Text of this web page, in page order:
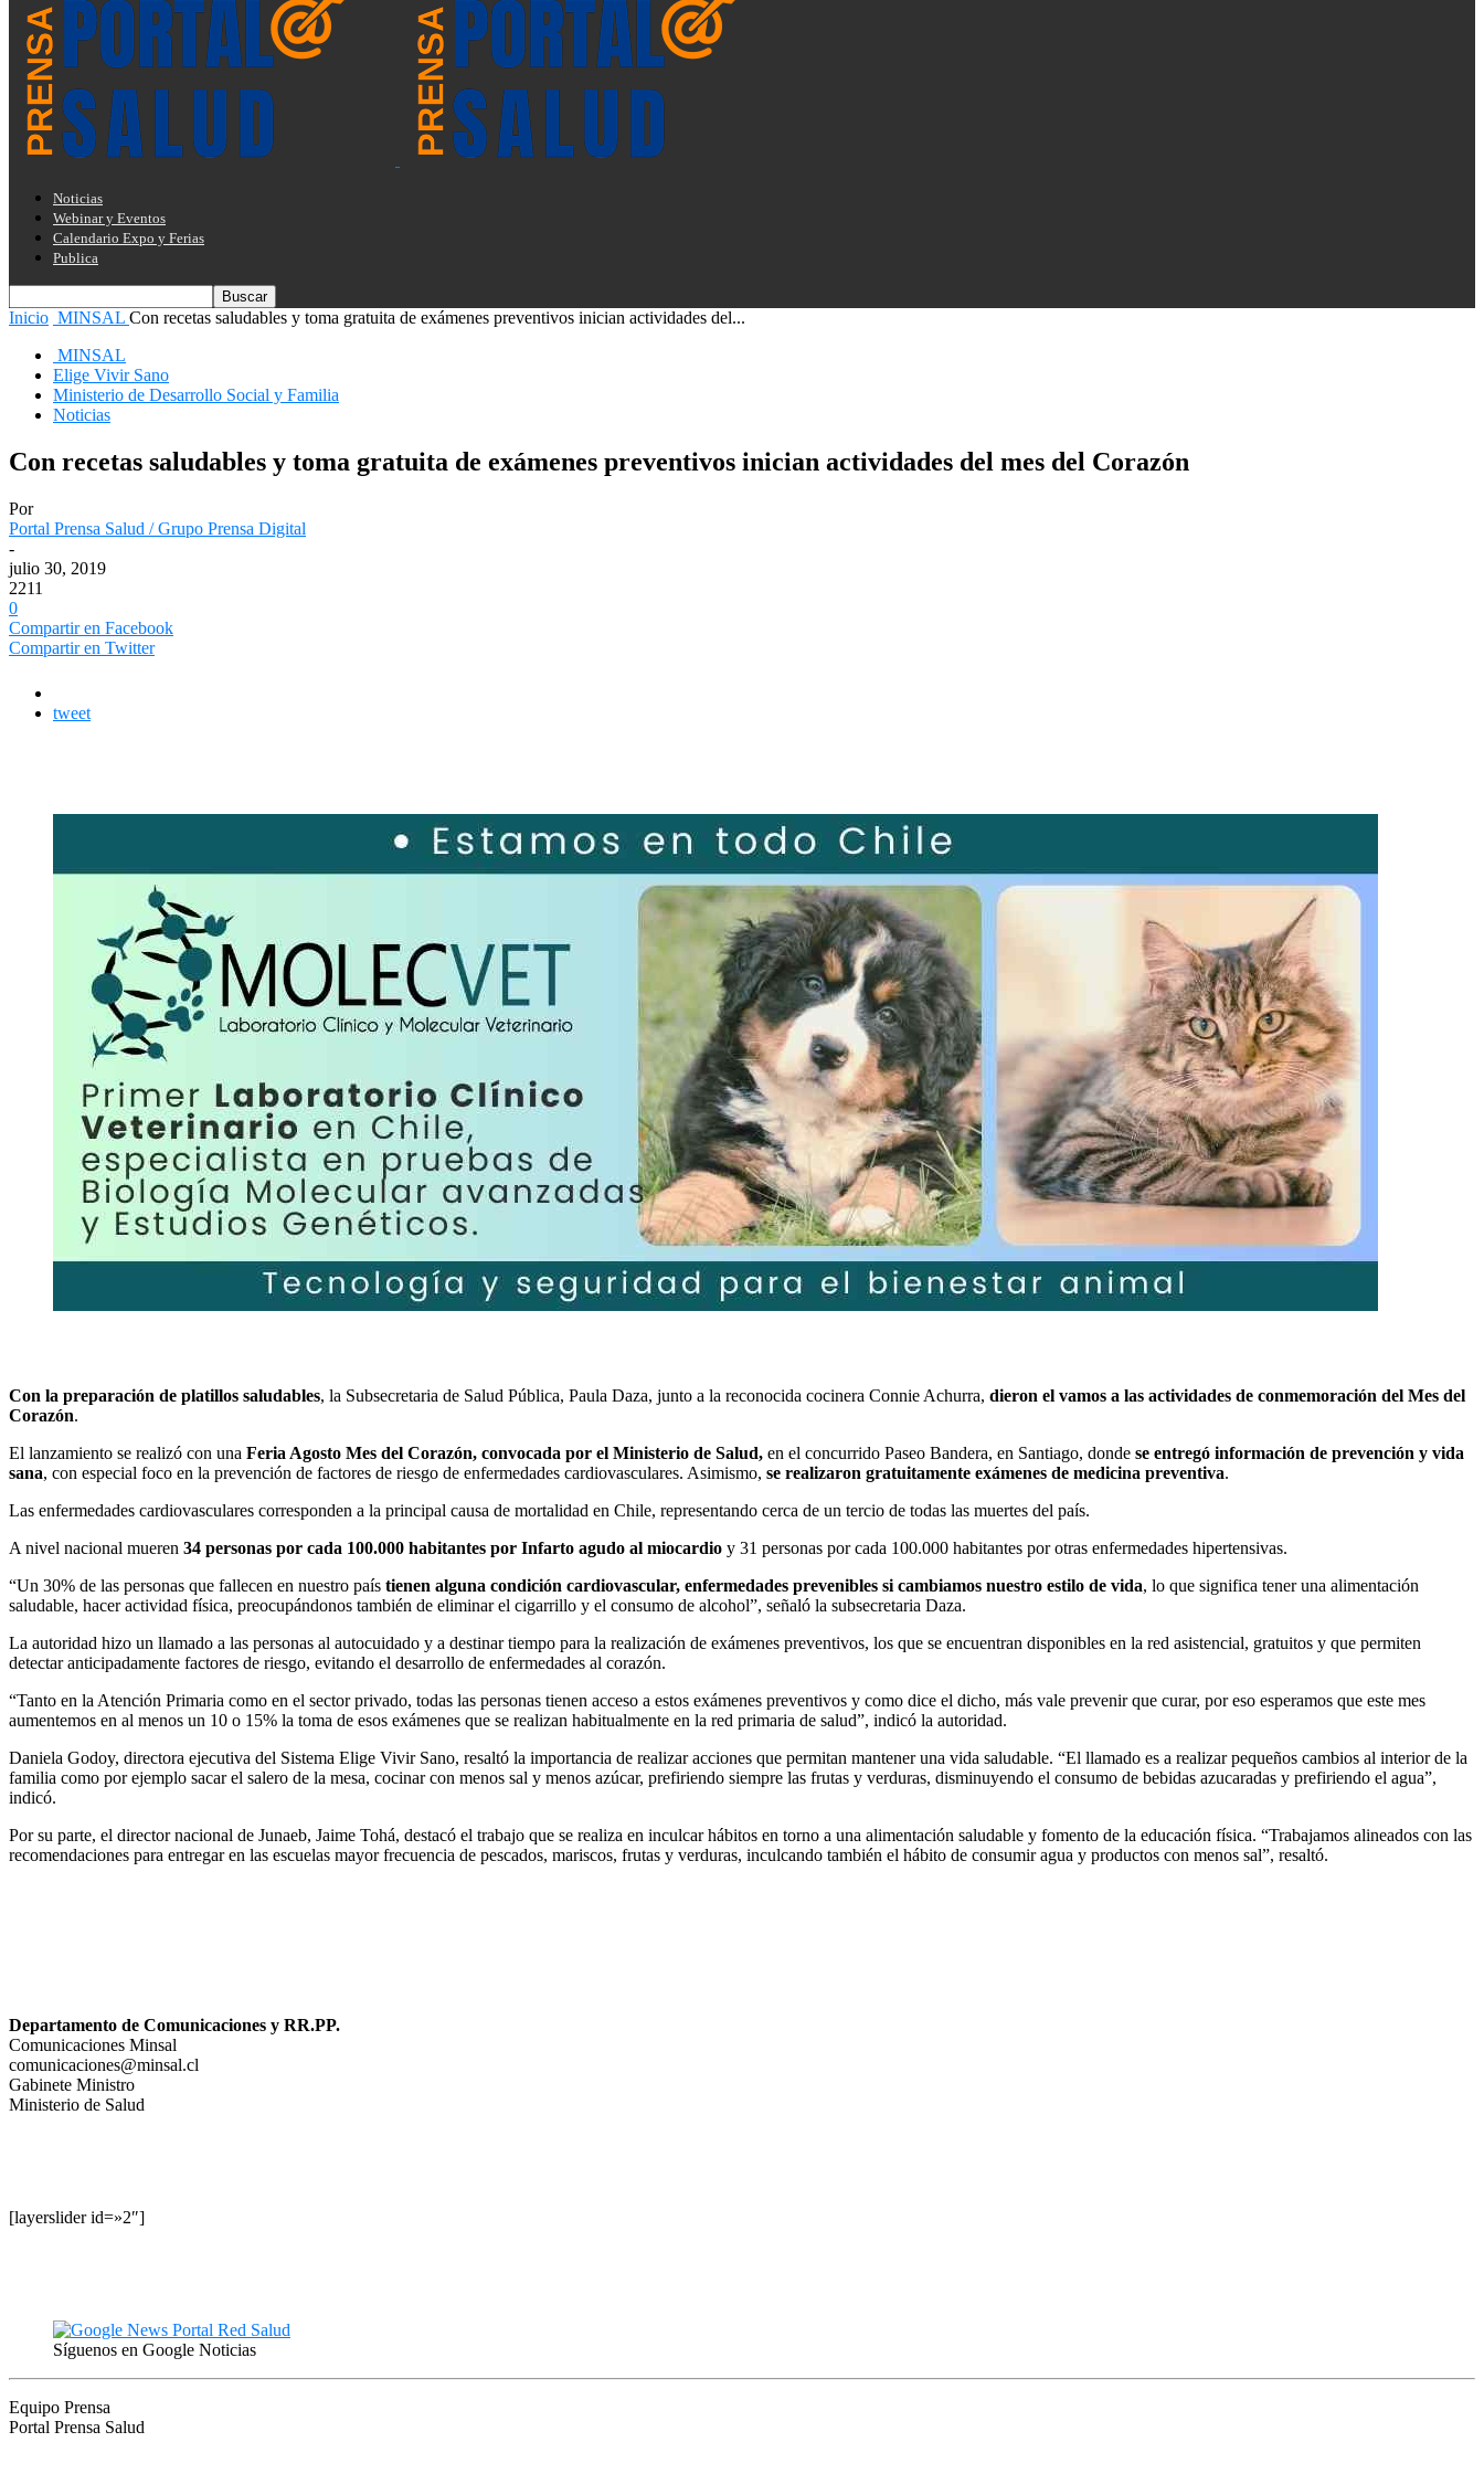
Noticias
Webinar y Eventos
Calendario Expo y Ferias
Publica
Inicio MINSAL Con recetas saludables y toma gratuita de exámenes preventivos inician actividades del...
MINSAL
Elige Vivir Sano
Ministerio de Desarrollo Social y Familia
Noticias
Con recetas saludables y toma gratuita de exámenes preventivos inician actividades del mes del Corazón
Por
Portal Prensa Salud / Grupo Prensa Digital
-
julio 30, 2019
2211
0
Compartir en Facebook
Compartir en Twitter
tweet
Con la preparación de platillos saludables, la Subsecretaria de Salud Pública, Paula Daza, junto a la reconocida cocinera Connie Achurra, dieron el vamos a las actividades de conmemoración del Mes del
Corazón.
El lanzamiento se realizó con una Feria Agosto Mes del Corazón, convocada por el Ministerio de Salud, en el concurrido Paseo Bandera, en Santiago, donde se entregó información de prevención y vida
sana, con especial foco en la prevención de factores de riesgo de enfermedades cardiovasculares. Asimismo, se realizaron gratuitamente exámenes de medicina preventiva.
Las enfermedades cardiovasculares corresponden a la principal causa de mortalidad en Chile, representando cerca de un tercio de todas las muertes del país.
A nivel nacional mueren 34 personas por cada 100.000 habitantes por Infarto agudo al miocardio y 31 personas por cada 100.000 habitantes por otras enfermedades hipertensivas.
“Un 30% de las personas que fallecen en nuestro país tienen alguna condición cardiovascular, enfermedades prevenibles si cambiamos nuestro estilo de vida, lo que significa tener una alimentación
saludable, hacer actividad física, preocupándonos también de eliminar el cigarrillo y el consumo de alcohol”, señaló la subsecretaria Daza.
La autoridad hizo un llamado a las personas al autocuidado y a destinar tiempo para la realización de exámenes preventivos, los que se encuentran disponibles en la red asistencial, gratuitos y que permiten
detectar anticipadamente factores de riesgo, evitando el desarrollo de enfermedades al corazón.
“Tanto en la Atención Primaria como en el sector privado, todas las personas tienen acceso a estos exámenes preventivos y como dice el dicho, más vale prevenir que curar, por eso esperamos que este mes
aumentemos en al menos un 10 o 15% la toma de esos exámenes que se realizan habitualmente en la red primaria de salud”, indicó la autoridad.
Daniela Godoy, directora ejecutiva del Sistema Elige Vivir Sano, resaltó la importancia de realizar acciones que permitan mantener una vida saludable. “El llamado es a realizar pequeños cambios al interior de la
familia como por ejemplo sacar el salero de la mesa, cocinar con menos sal y menos azúcar, prefiriendo siempre las frutas y verduras, disminuyendo el consumo de bebidas azucaradas y prefiriendo el agua”,
indicó.
Por su parte, el director nacional de Junaeb, Jaime Tohá, destacó el trabajo que se realiza en inculcar hábitos en torno a una alimentación saludable y fomento de la educación física. “Trabajamos alineados con las
recomendaciones para entregar en las escuelas mayor frecuencia de pescados, mariscos, frutas y verduras, inculcando también el hábito de consumir agua y productos con menos sal”, resaltó.
Departamento de Comunicaciones y RR.PP.
Comunicaciones Minsal
comunicaciones@minsal.cl
Gabinete Ministro
Ministerio de Salud
[layerslider id=»2″]
Síguenos en Google Noticias
Equipo Prensa
Portal Prensa Salud